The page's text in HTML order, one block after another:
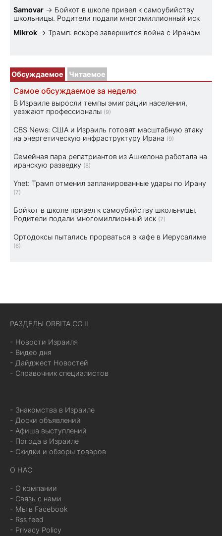
Samovar → Бойкот в школе привел к самоубийству
школьницы. Родители подали многомиллионный иск
Mikrok → Трамп: вскоре завершится война с Ираном
Обсуждаемое Читаемое
Самое обсуждаемое за неделю
В Израиле выросли темпы эмиграции населения,
уезжают профессионалы (9)
CBS News: США и Израиль готовят масштабную атаку
на энергетическую инфраструктуру Ирана (9)
Семейная пара репатриантов из Ашкелона работала на
иранскую разведку (8)
Ynet: Трамп отменил запланированные удары по Ирану
(7)
Бойкот в школе привел к самоубийству школьницы.
Родители подали многомиллионный иск (7)
Ортодоксы пытались прорваться в кафе в Иерусалиме
(6)
РАЗДЕЛЫ ORBITA.CO.IL
- Новости Израиля
- Видео дня
- Дайджест Новостей
- Справочник специалистов
- Знакомства в Израиле
- Доски объявлений
- Афиша выступлений
- Погода в Израиле
- Скидки и обзоры товаров
О НАС
- О компании
- Связь с нами
- Мы в Facebook
- Rss feed
- Privacy Policy